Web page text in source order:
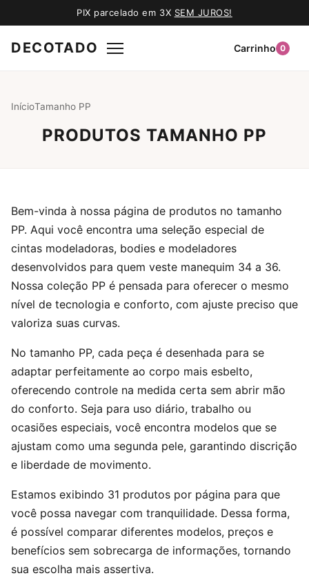
PIX parcelado em 3X SEM JUROS!
DECOTADO Carrinho 0
InícioTamanho PP
PRODUTOS TAMANHO PP
Bem-vinda à nossa página de produtos no tamanho
PP. Aqui você encontra uma seleção especial de
cintas modeladoras, bodies e modeladores
desenvolvidos para quem veste manequim 34 a 36.
Nossa coleção PP é pensada para oferecer o mesmo
nível de tecnologia e conforto, com ajuste preciso que
valoriza suas curvas.
No tamanho PP, cada peça é desenhada para se
adaptar perfeitamente ao corpo mais esbelto,
oferecendo controle na medida certa sem abrir mão
do conforto. Seja para uso diário, trabalho ou
ocasiões especiais, você encontra modelos que se
ajustam como uma segunda pele, garantindo discrição
e liberdade de movimento.
Estamos exibindo 31 produtos por página para que
você possa navegar com tranquilidade. Dessa forma,
é possível comparar diferentes modelos, preços e
benefícios sem sobrecarga de informações, tornando
sua escolha mais assertiva.